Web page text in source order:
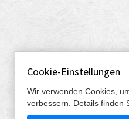
Cookie-Einstellungen
Wir verwenden Cookies,
verbessern. Details finden